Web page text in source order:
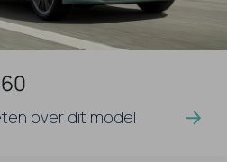
over dit model